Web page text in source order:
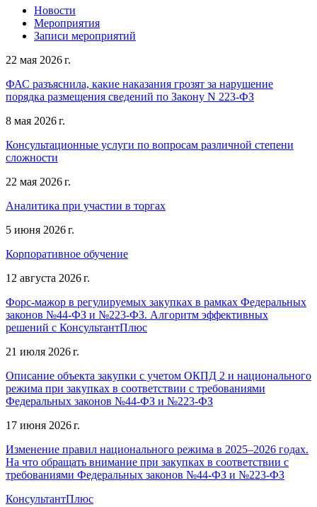
Новости
Мероприятия
Записи мероприятий
22 мая 2026 г.
ФАС разъяснила, какие наказания грозят за нарушение
порядка размещения сведений по Закону N 223-ФЗ
8 мая 2026 г.
Консультационные услуги по вопросам различной степени
сложности
22 мая 2026 г.
Аналитика при участии в торгах
5 июня 2026 г.
Корпоративное обучение
12 августа 2026 г.
Форс-мажор в регулируемых закупках в рамках Федеральных
законов №44-ФЗ и №223-ФЗ. Алгоритм эффективных
решений с КонсультантПлюс
21 июля 2026 г.
Описание объекта закупки с учетом ОКПД 2 и национального
режима при закупках в соответствии с требованиями
Федеральных законов №44-ФЗ и №223-ФЗ
17 июня 2026 г.
Изменение правил национального режима в 2025–2026 годах.
На что обращать внимание при закупках в соответствии с
требованиями Федеральных законов №44-ФЗ и №223-ФЗ
КонсультантПлюс